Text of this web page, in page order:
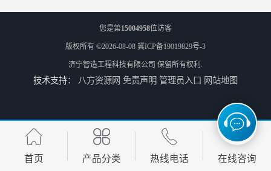
挖掘机除草机 315挖掘机割草机 智造大观 园林割草机 135挖掘机割草机 智造大观
您是第15004958位访客
版权所有 ©2026-08-08 冀ICP备19019829号-3
济宁智造工程科技有限公司 保留所有权利.
技术支持： 八方资源网 免责声明 管理员入口 网站地图
首页 产品分类 热线电话 在线咨询